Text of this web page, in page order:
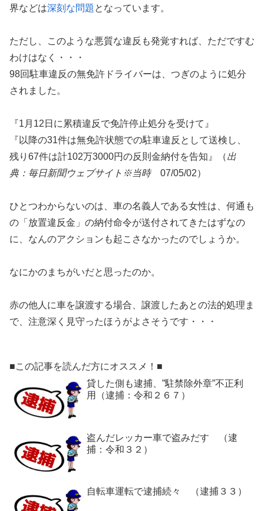
界などは深刻な問題 となっています。
ただし、このような悪質な違反も発覚すれば、ただですむ
わけはなく・・・
98回駐車違反の無免許ドライバーは、つぎのように処分
されました。
『1月12日に累積違反で免許停止処分を受けて』
『以降の31件は無免許状態での駐車違反として送検し、
残り67件は計102万3000円の反則金納付を告知』（出
典：毎日新聞ウェブサイト※当時07/05/02）
ひとつわからないのは、車の名義人である女性は、何通も
の「放置違反金」の納付命令が送付されてきたはずなの
に、なんのアクションも起こさなかったのでしょうか。
なにかのまちがいだと思ったのか。
赤の他人に車を譲渡する場合、譲渡したあとの法的処理ま
で、注意深く見守ったほうがよさそうです・・・
■この記事を読んだ方にオススメ！■
貸した側も逮捕、”駐禁除外章”不正利
用（逮捕：令和２６７）
盗んだレッカー車で盗みだす （逮
捕：令和３２）
自転車運転で逮捕続々 （逮捕３３）